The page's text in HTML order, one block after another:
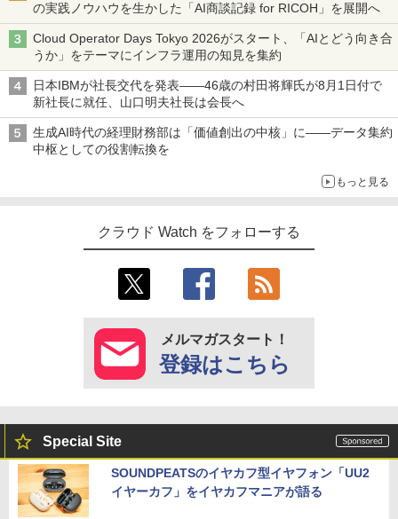
の実践ノウハウを生かした「AI商談記録 for RICOH」を展開へ
Cloud Operator Days Tokyo 2026がスタート、「AIとどう向き合
うか」をテーマにインフラ運用の知見を集約
日本IBMが社長交代を発表――46歳の村田将輝氏が8月1日付で
新社長に就任、山口明夫社長は会長へ
生成AI時代の経理財務部は「価値創出の中核」に――データ集約
中枢としての役割転換を
もっと見る
クラウド Watch をフォローする
メルマガスタート！
登録はこちら
Special Site
SOUNDPEATSのイヤカフ型イヤフォン「UU2
イヤーカフ」をイヤカフマニアが語る